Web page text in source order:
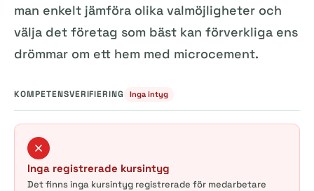
man enkelt jämföra olika valmöjligheter och
välja det företag som bäst kan förverkliga ens
drömmar om ett hem med microcement.
KOMPETENSVERIFIERING Inga intyg
Inga registrerade kursintyg
Det finns inga kursintyg registrerade för medarbetare